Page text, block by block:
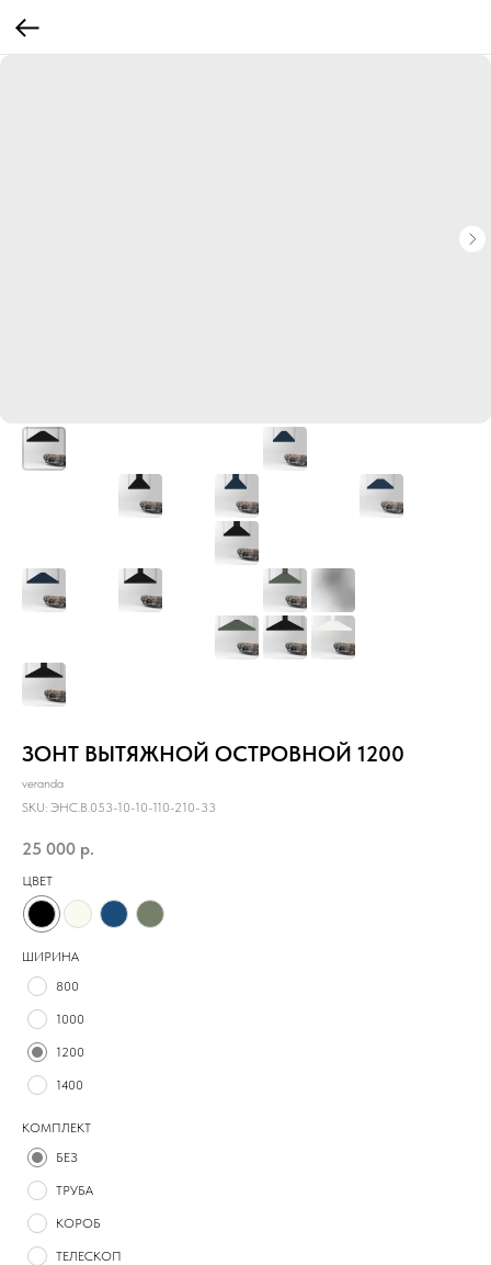
ЗОНТ ВЫТЯЖНОЙ ОСТРОВНОЙ 1200
veranda
SKU: ЭНС.B.053-10-10-110-210-33
25 000 р.
ЦВЕТ
ШИРИНА
800
1000
1200
1400
КОМПЛЕКТ
БЕЗ
ТРУБА
КОРОБ
ТЕЛЕСКОП